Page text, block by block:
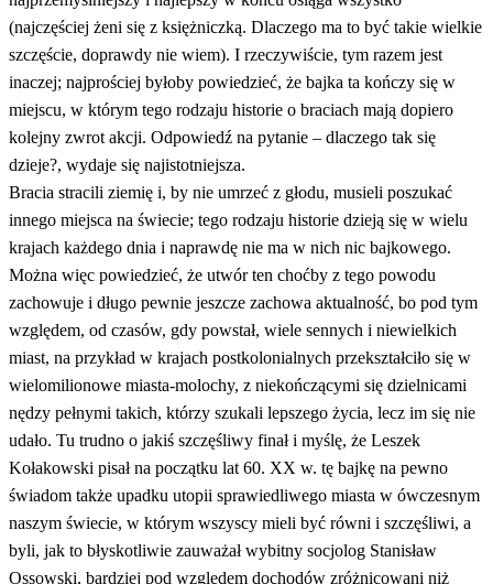
(najczęściej żeni się z księżniczką. Dlaczego ma to być takie wielkie
szczęście, doprawdy nie wiem). I rzeczywiście, tym razem jest
inaczej; najprościej byłoby powiedzieć, że bajka ta kończy się w
miejscu, w którym tego rodzaju historie o braciach mają dopiero
kolejny zwrot akcji. Odpowiedź na pytanie – dlaczego tak się
dzieje?, wydaje się najistotniejsza.
Bracia stracili ziemię i, by nie umrzeć z głodu, musieli poszukać
innego miejsca na świecie; tego rodzaju historie dzieją się w wielu
krajach każdego dnia i naprawdę nie ma w nich nic bajkowego.
Można więc powiedzieć, że utwór ten choćby z tego powodu
zachowuje i długo pewnie jeszcze zachowa aktualność, bo pod tym
względem, od czasów, gdy powstał, wiele sennych i niewielkich
miast, na przykład w krajach postkolonialnych przekształciło się w
wielomilionowe miasta-molochy, z niekończącymi się dzielnicami
nędzy pełnymi takich, którzy szukali lepszego życia, lecz im się nie
udało. Tu trudno o jakiś szczęśliwy finał i myślę, że Leszek
Kołakowski pisał na początku lat 60. XX w. tę bajkę na pewno
świadom także upadku utopii sprawiedliwego miasta w ówczesnym
naszym świecie, w którym wszyscy mieli być równi i szczęśliwi, a
byli, jak to błyskotliwie zauważał wybitny socjolog Stanisław
Ossowski, bardziej pod względem dochodów zróżnicowani niż